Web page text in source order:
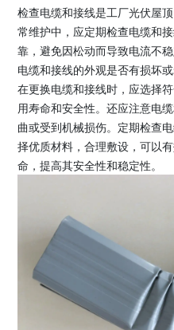
检查电缆和接线是工厂光伏屋
常维护中，应定期检查电缆和
靠，避免因松动而导致电流不
电缆和接线的外观是否有损坏
在更换电缆和接线时，应选择
用寿命和安全性。还应注意电
曲或受到机械损伤。定期检查
择优质材料，合理敷设，可以
命，提高其安全性和稳定性。